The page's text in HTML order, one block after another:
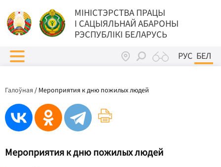
МIНIСТЭРСТВА ПРАЦЫ
I САЦЫЯЛЬНАЙ АБАРОНЫ
РЭСПУБЛІКІ БЕЛАРУСЬ
РУС БЕЛ
Галоўная / Мероприятия к дню пожилых людей
Мероприятия к дню пожилых людей